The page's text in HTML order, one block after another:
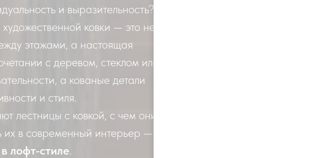
и выразительность?
ковки — это не
этажами, а настоящая
с деревом, стеклом или
а кованые детали
и стиля.
лестницы с ковкой, с чем они
их в современный интерьер —
лофт-стиле.